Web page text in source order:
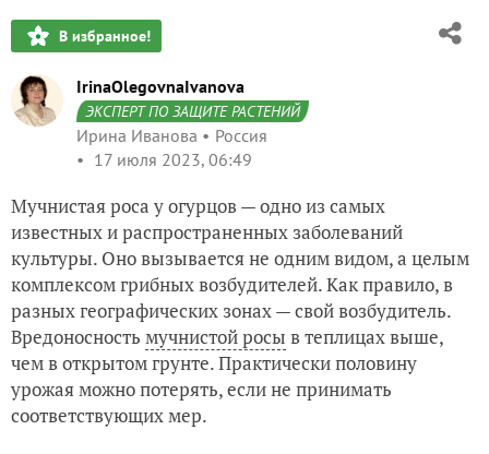
В избранное!
IrinaOlegovnaIvanova
ЭКСПЕРТ ПО ЗАЩИТЕ РАСТЕНИЙ
Ирина Иванова
Россия
17 июля 2023, 06:49
Мучнистая роса у огурцов — одно из самых
известных и распространенных заболеваний
культуры. Оно вызывается не одним видом, а целым
комплексом грибных возбудителей. Как правило, в
разных географических зонах — свой возбудитель.
Вредоносность мучнистой росы в теплицах выше,
чем в открытом грунте. Практически половину
урожая можно потерять, если не принимать
соответствующих мер.